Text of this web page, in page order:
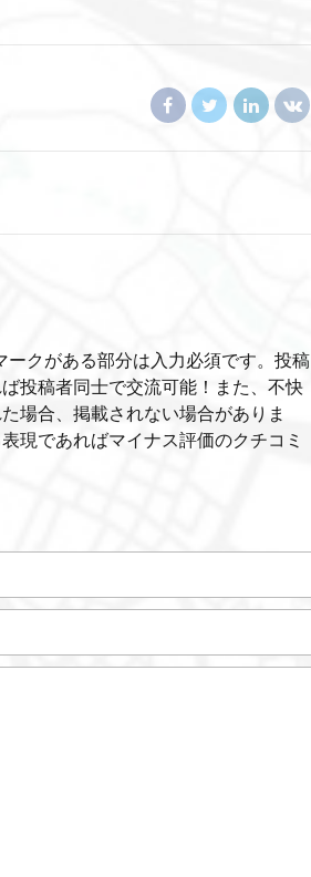
クがある部分は入力必須です。投稿
投稿者同士で交流可能！また、不快
場合、掲載されない場合がありま
現であればマイナス評価のクチコミ